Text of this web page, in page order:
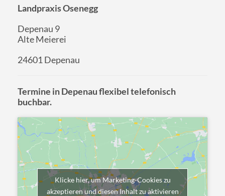
Landpraxis Osenegg
Depenau 9
Alte Meierei
24601 Depenau
Termine in Depenau flexibel telefonisch
buchbar.
Klicke hier, um Marketing-Cookies zu
akzeptieren und diesen Inhalt zu aktivieren